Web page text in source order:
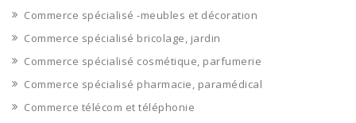
Commerce spécialisé -meubles et décoration
Commerce spécialisé bricolage, jardin
Commerce spécialisé cosmétique, parfumerie
Commerce spécialisé pharmacie, paramédical
Commerce télécom et téléphonie